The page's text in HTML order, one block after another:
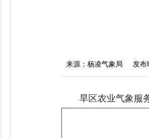
来源：杨凌气象局 发布
旱区农业气象服